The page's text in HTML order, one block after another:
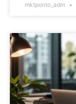
mktponto_adm